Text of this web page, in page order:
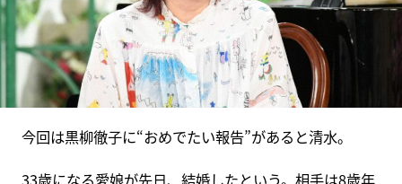
今回は黒柳徹子に“おめでたい報告”があると清水。